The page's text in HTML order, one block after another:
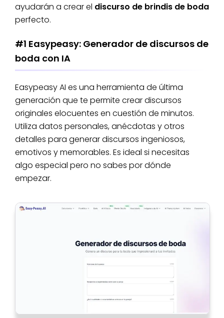
ayudarán a crear el discurso de brindis de boda
perfecto.
#1 Easypeasy: Generador de discursos de
boda con IA
Easypeasy AI es una herramienta de última
generación que te permite crear discursos
originales elocuentes en cuestión de minutos.
Utiliza datos personales, anécdotas y otros
detalles para generar discursos ingeniosos,
emotivos y memorables. Es ideal si necesitas
algo especial pero no sabes por dónde
empezar.